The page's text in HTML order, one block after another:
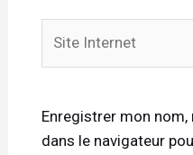
Internet
Enregistrer mon
dans le navigateur